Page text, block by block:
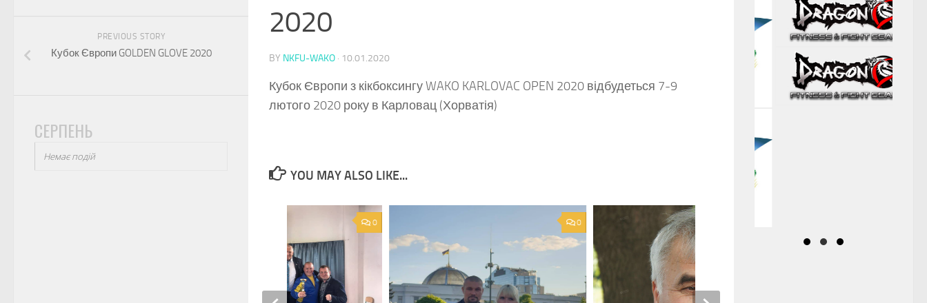
2020
BY NKFU-WAKO · 10.01.2020
Кубок Європи з кікбоксингу WAKO KARLOVAC OPEN 2020 відбудеться 7-9
лютого 2020 року в Карловац (Хорватія)
YOU MAY ALSO LIKE...
0
0
PREVIOUS STORY
Кубок Європи GOLDEN GLOVE 2020
СЕРПЕНЬ
Немає подій